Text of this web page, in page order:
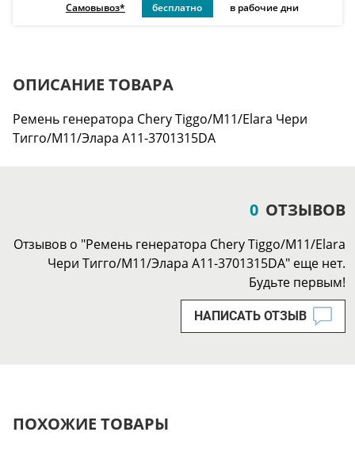
Самовывоз* бесплатно в рабочие дни
ОПИСАНИЕ ТОВАРА
Ремень генератора Chery Tiggo/M11/Elara Чери
Тигго/М11/Элара A11-3701315DA
0 ОТЗЫВОВ
Отзывов о "Ремень генератора Chery Tiggo/M11/Elara
Чери Тигго/М11/Элара A11-3701315DA" еще нет.
Будьте первым!
НАПИСАТЬ ОТЗЫВ
ПОХОЖИЕ ТОВАРЫ